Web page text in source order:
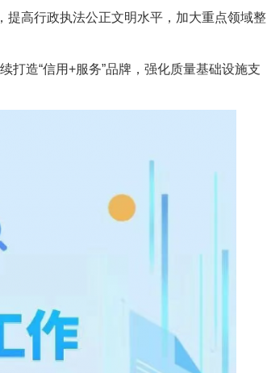
高行政执法公正文明水平，加大重点领域整
造“信用+服务”品牌，强化质量基础设施支